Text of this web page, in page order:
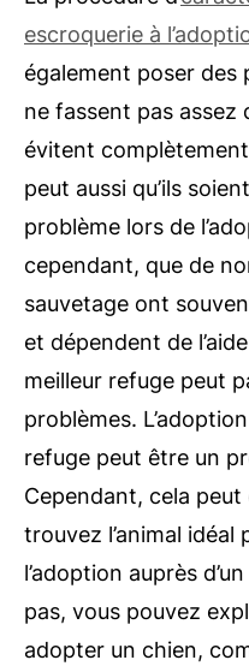
escroquerie à
également poser des
ne fassent pas assez
évitent complètement
peut aussi qu’ils
problème lors de
cependant, que de
sauvetage ont
et dépendent de
meilleur refuge peut
problèmes.
refuge peut être un
Cependant, cela
trouvez l’animal
l’adoption auprès
pas, vous pouvez
adopter un chien,